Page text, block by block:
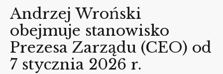
Andrzej Wroński
obejmuje stanowisko
Prezesa Zarządu (CEO) od
7 stycznia 2026 r.